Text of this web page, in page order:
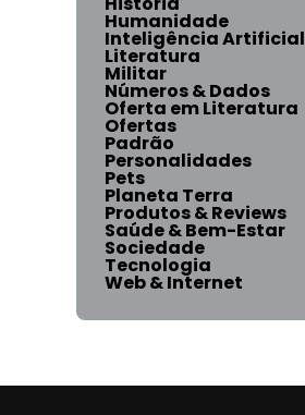
Humanidade
Inteligência Artificial
Literatura
Militar
Números & Dados
Oferta em Literatura
Ofertas
Padrão
Personalidades
Pets
Planeta Terra
Produtos & Reviews
Saúde & Bem-Estar
Sociedade
Tecnologia
Web & Internet